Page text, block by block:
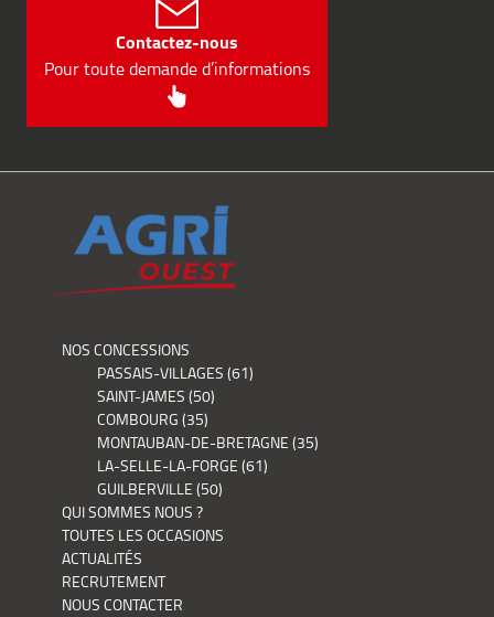
Contactez-nous
Pour toute demande d’informations
NOS CONCESSIONS
PASSAIS-VILLAGES (61)
SAINT-JAMES (50)
COMBOURG (35)
MONTAUBAN-DE-BRETAGNE (35)
LA-SELLE-LA-FORGE (61)
GUILBERVILLE (50)
QUI SOMMES NOUS ?
TOUTES LES OCCASIONS
ACTUALITÉS
RECRUTEMENT
NOUS CONTACTER